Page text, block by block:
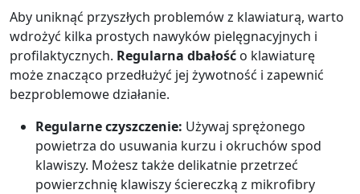
Aby uniknąć przyszłych problemów z klawiaturą, warto
wdrożyć kilka prostych nawyków pielęgnacyjnych i
profilaktycznych. Regularna dbałość o klawiaturę
może znacząco przedłużyć jej żywotność i zapewnić
bezproblemowe działanie.
Regularne czyszczenie: Używaj sprężonego
powietrza do usuwania kurzu i okruchów spod
klawiszy. Możesz także delikatnie przetrzeć
powierzchnię klawiszy ściereczką z mikrofibry